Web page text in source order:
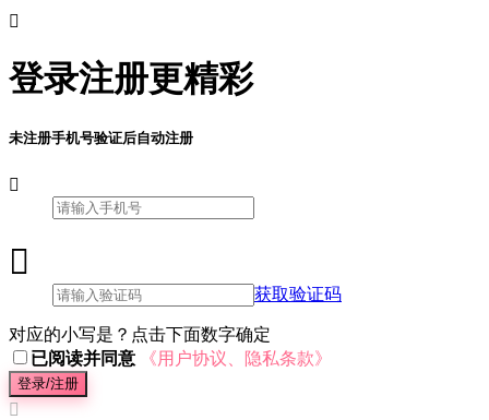

登录注册更精彩
未注册手机号验证后自动注册


获取验证码
对应的小写是？点击下面数字确定
已阅读并同意
《用户协议、隐私条款》
登录/注册
